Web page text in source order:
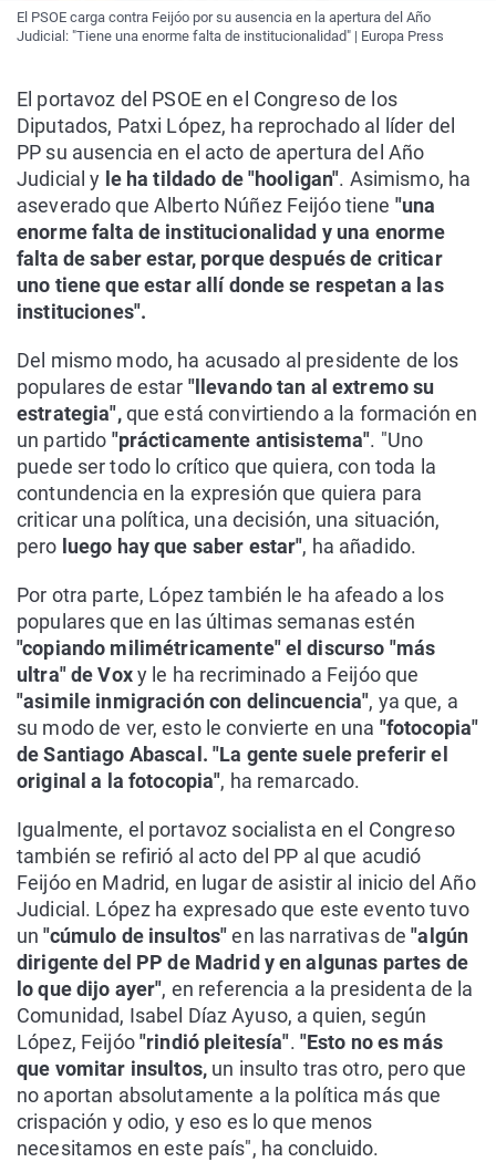
El PSOE carga contra Feijóo por su ausencia en la apertura del Año
Judicial: "Tiene una enorme falta de institucionalidad" | Europa Press
El portavoz del PSOE en el Congreso de los
Diputados, Patxi López, ha reprochado al líder del
PP su ausencia en el acto de apertura del Año
Judicial y le ha tildado de "hooligan". Asimismo, ha
aseverado que Alberto Núñez Feijóo tiene "una
enorme falta de institucionalidad y una enorme
falta de saber estar, porque después de criticar
uno tiene que estar allí donde se respetan a las
instituciones".
Del mismo modo, ha acusado al presidente de los
populares de estar "llevando tan al extremo su
estrategia",que está convirtiendo a la formación en
un partido "prácticamente antisistema". "Uno
puede ser todo lo crítico que quiera, con toda la
contundencia en la expresión que quiera para
criticar una política, una decisión, una situación,
pero luego hay que saber estar", ha añadido.
Por otra parte, López también le ha afeado a los
populares que en las últimas semanas estén
"copiando milimétricamente" el discurso "más
ultra" de Voxy le ha recriminado a Feijóo que
"asimile inmigración con delincuencia", ya que, a
su modo de ver, esto le convierte en una "fotocopia"
de Santiago Abascal. "La gente suele preferir el
original a la fotocopia", ha remarcado.
Igualmente, el portavoz socialista en el Congreso
también se refirió al acto del PP al que acudió
Feijóo en Madrid, en lugar de asistir al inicio del Año
Judicial. López ha expresado que este evento tuvo
un"cúmulo de insultos"en las narrativas de"algún
dirigente del PP de Madrid y en algunas partes de
lo que dijo ayer", en referencia a la presidenta de la
Comunidad, Isabel Díaz Ayuso, a quien, según
López, Feijóo"rindió pleitesía". "Esto no es más
que vomitar insultos,un insulto tras otro, pero que
no aportan absolutamente a la política más que
crispación y odio, y eso es lo que menos
necesitamos en este país", ha concluido.